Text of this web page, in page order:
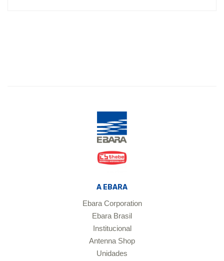
A EBARA
Ebara Corporation
Ebara Brasil
Institucional
Antenna Shop
Unidades